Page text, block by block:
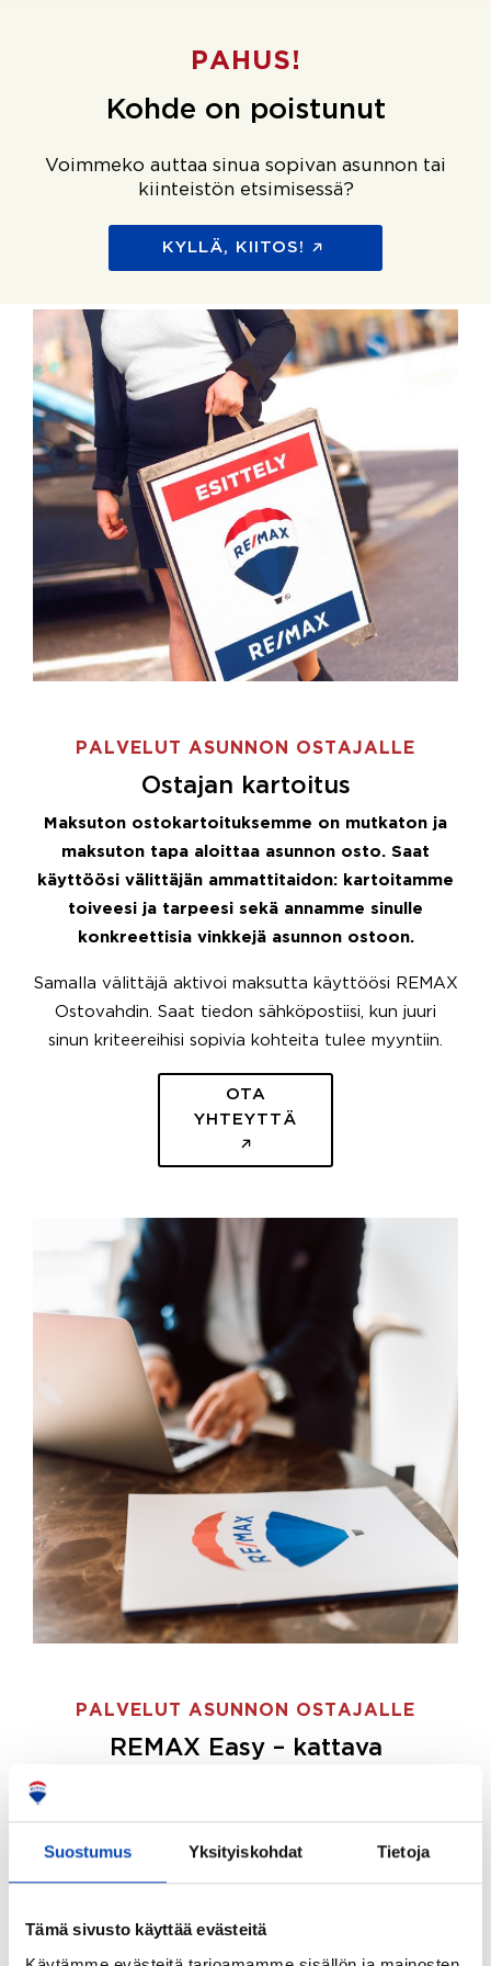
Suostumus Yksityiskohdat Tietoja
Tämä sivusto käyttää evästeitä
PAHUS!
Kohde on poistunut
Voimmeko auttaa sinua sopivan asunnon tai
kiinteistön etsimisessä?
KYLLÄ, KIITOS!
PALVELUT ASUNNON OSTAJALLE
Ostajan kartoitus
Maksuton ostokartoituksemme on mutkaton ja
maksuton tapa aloittaa asunnon osto. Saat
käyttöösi välittäjän ammattitaidon: kartoitamme
toiveesi ja tarpeesi sekä annamme sinulle
konkreettisia vinkkejä asunnon ostoon.
Samalla välittäjä aktivoi maksutta käyttöösi REMAX
Ostovahdin. Saat tiedon sähköpostiisi, kun juuri
sinun kriteereihisi sopivia kohteita tulee myyntiin.
OTA
YHTEYTTÄ
PALVELUT ASUNNON OSTAJALLE
REMAX Easy – kattava
ostajille.
Tee ostotoimeksianto ja etsimme juuri